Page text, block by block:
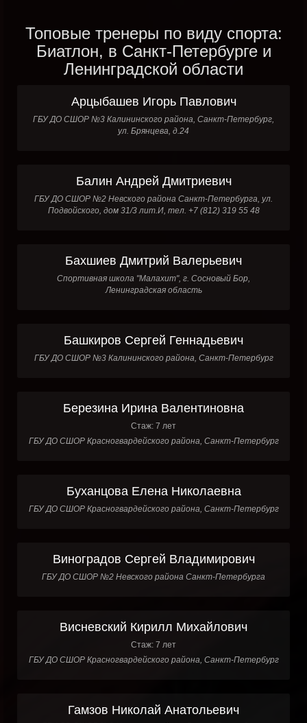
Топовые тренеры по виду спорта:
Биатлон, в Санкт-Петербурге и
Ленинградской области
Арцыбашев Игорь Павлович
ГБУ ДО СШОР №3 Калининского района, Санкт-Петербург,
ул. Брянцева, д.24
Балин Андрей Дмитриевич
ГБУ ДО СШОР №2 Невского района Санкт-Петербурга, ул.
Подвойского, дом 31/3 лит.И, тел. +7 (812) 319 55 48
Бахшиев Дмитрий Валерьевич
Спортивная школа "Малахит", г. Сосновый Бор,
Ленинградская область
Башкиров Сергей Геннадьевич
ГБУ ДО СШОР №3 Калининского района, Санкт-Петербург
Березина Ирина Валентиновна
Стаж: 7 лет
ГБУ ДО СШОР Красногвардейского района, Санкт-Петербург
Буханцова Елена Николаевна
ГБУ ДО СШОР Красногвардейского района, Санкт-Петербург
Виноградов Сергей Владимирович
ГБУ ДО СШОР №2 Невского района Санкт-Петербурга
Висневский Кирилл Михайлович
Стаж: 7 лет
ГБУ ДО СШОР Красногвардейского района, Санкт-Петербург
Гамзов Николай Анатольевич